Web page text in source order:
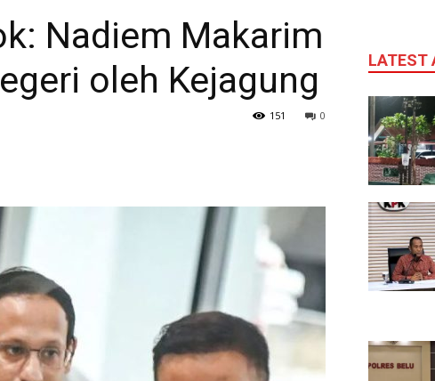
Nadiem Makarim
oleh Kejagung
0
151
LATEST